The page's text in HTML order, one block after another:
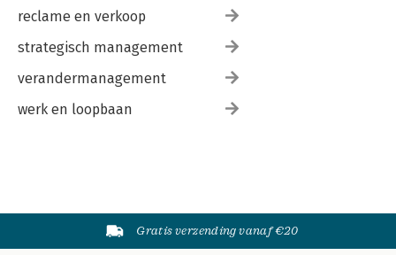
reclame en verkoop
strategisch management
verandermanagement
werk en loopbaan
Gratis verzending vanaf €20